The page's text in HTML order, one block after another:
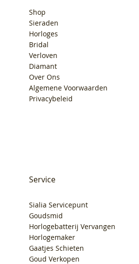
Shop
Sieraden
Horloges
Bridal
Verloven
Diamant
Over Ons
Algemene Voorwaarden
Privacybeleid
Service
Sialia Servicepunt
Goudsmid
Horlogebatterij Vervangen
Horlogemaker
Gaatjes Schieten
Goud Verkopen